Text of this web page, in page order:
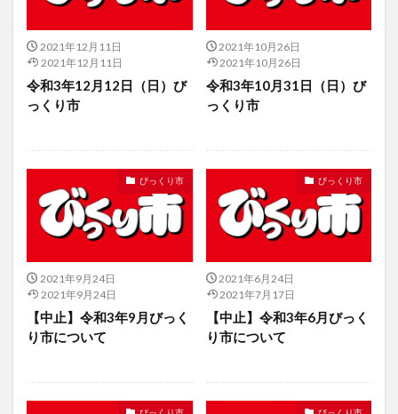
2021年12月11日
2021年12月11日
令和3年12月12日（日）び
っくり市
2021年10月26日
2021年10月26日
令和3年10月31日（日）び
っくり市
びっくり市
2021年9月24日
2021年9月24日
【中止】令和3年9月びっく
り市について
びっくり市
2021年6月24日
2021年7月17日
【中止】令和3年6月びっく
り市について